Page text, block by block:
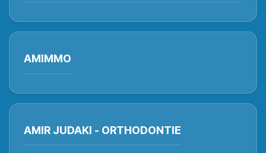
AMIMMO
AMIR JUDAKI - ORTHODONTIE